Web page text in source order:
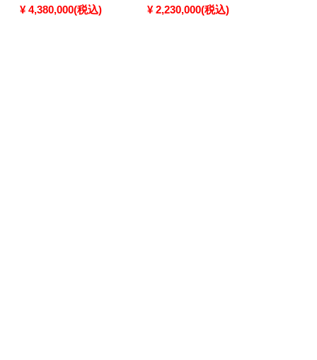
¥ 4,380,000(税込) ¥ 2,230,000(税込)